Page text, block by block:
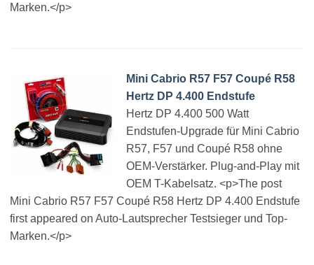
Marken.</p>
Mini Cabrio R57 F57 Coupé R58
Hertz DP 4.400 Endstufe
Hertz DP 4.400 500 Watt
Endstufen-Upgrade für Mini Cabrio
R57, F57 und Coupé R58 ohne
OEM-Verstärker. Plug-and-Play mit
OEM T-Kabelsatz. <p>The post
Mini Cabrio R57 F57 Coupé R58 Hertz DP 4.400 Endstufe
first appeared on Auto-Lautsprecher Testsieger und Top-
Marken.</p>